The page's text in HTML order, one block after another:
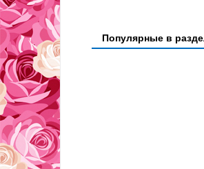
Популярные в